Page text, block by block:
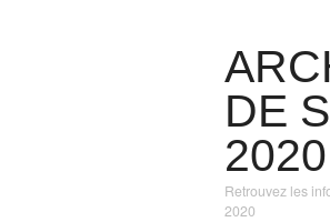
DE
2020
Retrouvez les
2020